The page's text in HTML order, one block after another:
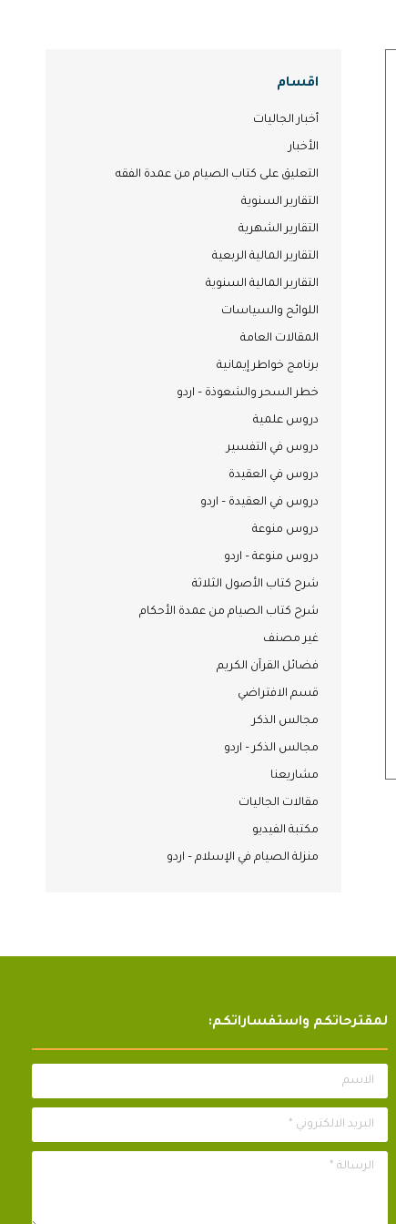
اقسام
أخبار الجاليات
الأخبار
التعليق على كتاب الصيام من عمدة الفقه
التقارير السنوية
التقارير الشهرية
التقارير المالية الربعية
التقارير المالية السنوية
اللوائح والسياسات
المقالات العامة
برنامج خواطر إيمانية
خطر السحر والشعوذة – اردو
دروس علمية
دروس في التفسير
دروس في العقيدة
دروس في العقيدة – اردو
دروس منوعة
دروس منوعة – اردو
شرح كتاب الأصول الثلاثة
شرح كتاب الصيام من عمدة الأحكام
غير مصنف
فضائل القرآن الكريم
قسم الافتراضي
مجالس الذكر
مجالس الذكر – اردو
مشاريعنا
مقالات الجاليات
مكتبة الفيديو
منزلة الصيام في الإسلام – اردو
لمقترحاتكم واستفساراتكم:
الاسم
البريد الالكتروني *
الرسالة *